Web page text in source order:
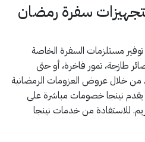
سفرة رمضان
توفير مستلزمات السفرة الخاصة
طازجة، تمور فاخرة، أو حتى
من خلال عروض العزومات الرمضانية
المطاعم والتطبيقات 2026، يقدم نينجا خصومات مباشرة على
للاستفادة من خدمات نينجا